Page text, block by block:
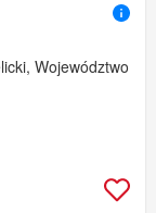
Województwo